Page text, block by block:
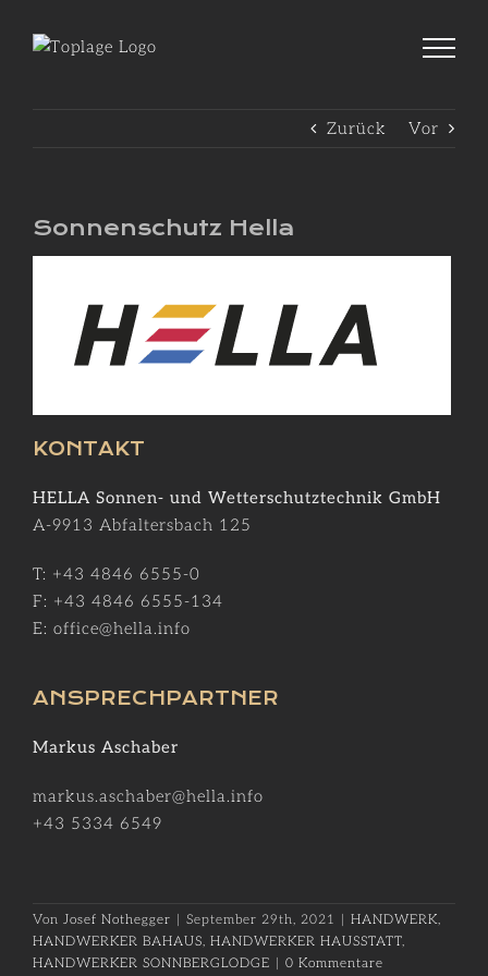
Inhalt
Zurück Vor
Sonnenschutz Hella
KONTAKT
HELLA Sonnen- und Wetterschutztechnik GmbH
A-9913 Abfaltersbach 125
T: +43 4846 6555-0
F: +43 4846 6555-134
E: office@hella.info
ANSPRECHPARTNER
Markus Aschaber
markus.aschaber@hella.info
+43 5334 6549
Von Josef Nothegger September 29th, 2021 HANDWERK,
HANDWERKER BAHAUS, HANDWERKER HAUSSTATT,
HANDWERKER SONNBERGLODGE
0 Kommentare